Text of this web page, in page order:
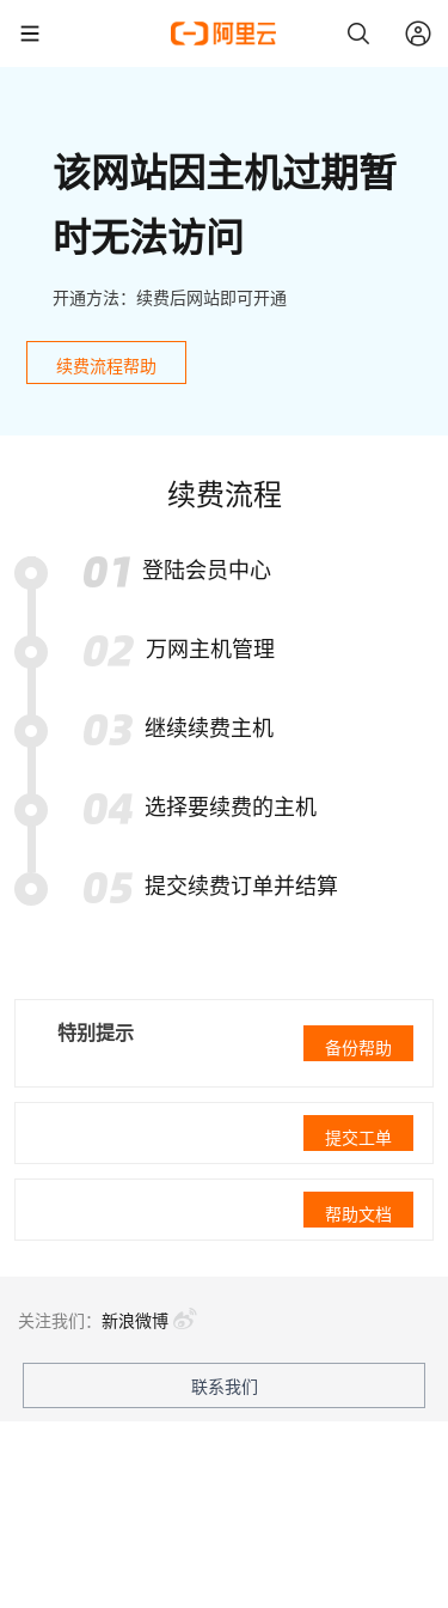
该网站因主机过期暂
时无法访问
开通方法：续费后网站即可开通
续费流程帮助
续费流程
登陆会员中心
万网主机管理
继续续费主机
选择要续费的主机
提交续费订单并结算
特别提示
备份帮助
提交工单
帮助文档